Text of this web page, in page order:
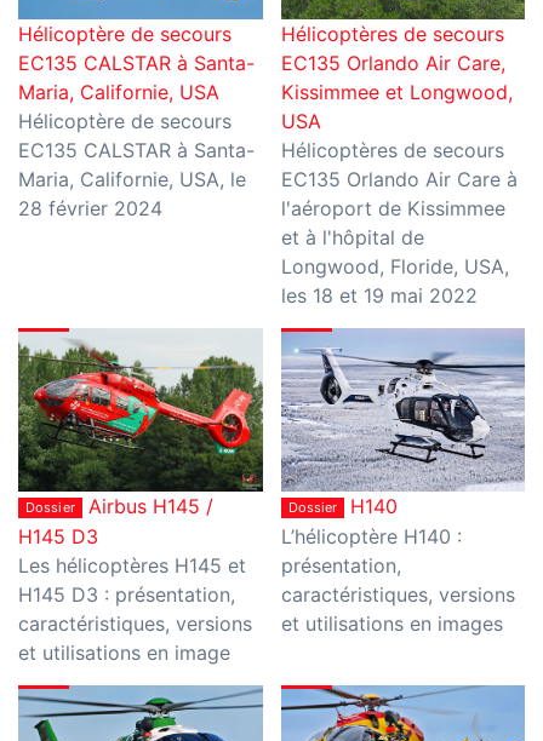
Hélicoptère de secours
EC135 CALSTAR à Santa-
Maria, Californie, USA
Hélicoptère de secours
EC135 CALSTAR à Santa-
Maria, Californie, USA, le
28 février 2024
Hélicoptères de secours
EC135 Orlando Air Care,
Kissimmee et Longwood,
USA
Hélicoptères de secours
EC135 Orlando Air Care à
l'aéroport de Kissimmee
et à l'hôpital de
Longwood, Floride, USA,
les 18 et 19 mai 2022
Dossier Airbus H145 /
H145 D3
Les hélicoptères H145 et
H145 D3 : présentation,
caractéristiques, versions
et utilisations en image
Dossier
H140
L’hélicoptère H140 :
présentation,
caractéristiques, versions
et utilisations en images